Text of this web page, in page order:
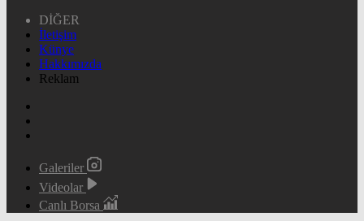
DİĞER
İletişim
Künye
Hakkımızda
Reklam
Galeriler
Videolar
Canlı Borsa